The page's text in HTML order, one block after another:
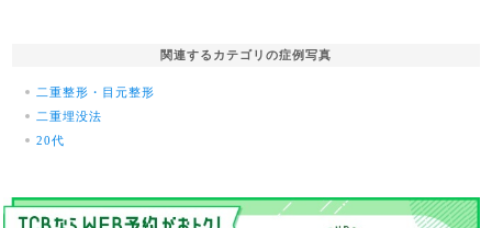
関連するカテゴリの症例写真
二重整形・目元整形
二重埋没法
20代